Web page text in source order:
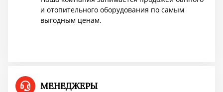
Успей купить "Легенду! по старой цене!
и отопительного оборудования по самым
выгодным ценам.
МЕНЕДЖЕРЫ